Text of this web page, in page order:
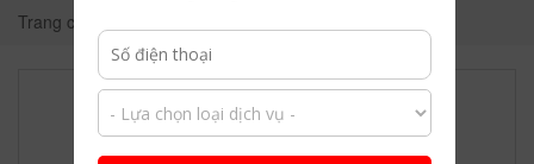
Trang chủ